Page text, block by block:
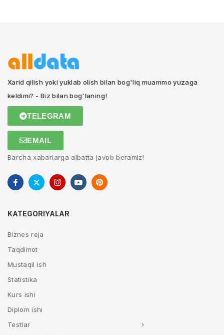
Xarid qilish yoki yuklab olish bilan bog'liq muammo yuzaga
keldimi? - Biz bilan bog'laning!
TELEGRAM
EMAIL
Barcha xabarlarga albatta javob beramiz!
KATEGORIYALAR
Biznes reja
Taqdimot
Mustaqil ish
Statistika
Kurs ishi
Diplom ishi
Testlar